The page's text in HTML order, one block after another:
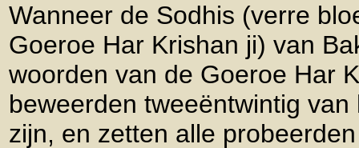
Wanneer de Sodhis (verre
Goeroe Har Krishan ji) van
woorden van de Goeroe Har
beweerden tweeëntwintig
zijn, en zetten alle